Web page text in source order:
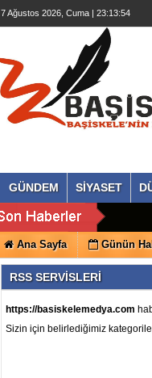
7 Ağustos 2026, Cuma | 23:13:55
GÜNDEM SİYASET
Ana Sayfa Günün
RSS SERVİSLERİ
https://basiskelemedya.com
Sizin için belirlediğimiz